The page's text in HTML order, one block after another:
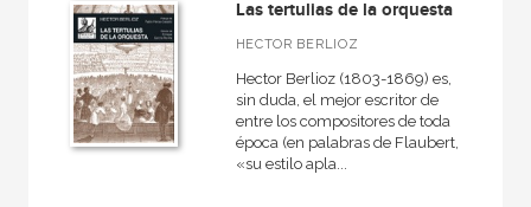
Las tertulias de la orquesta
HECTOR BERLIOZ
Hector Berlioz (1803-1869) es,
sin duda, el mejor escritor de
entre los compositores de toda
época (en palabras de Flaubert,
«su estilo apla...